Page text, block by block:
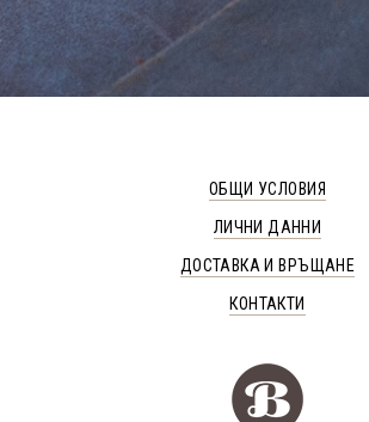
ОБЩИ УСЛОВИЯ
ЛИЧНИ ДАННИ
ДОСТАВКА И ВРЪЩАНЕ
КОНТАКТИ